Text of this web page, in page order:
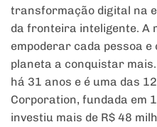
transformação digital na
da fronteira inteligente. A
empoderar cada pessoa
planeta a conquistar
há 31 anos e é uma das
Corporation, fundada em
investiu mais de R$ 48